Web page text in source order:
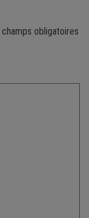
champs obligatoires